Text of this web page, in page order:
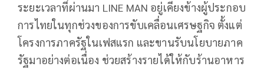
ระยะเวลาที่ผ่านมา LINE MAN อยู่เคียงข้างผู้ประกอบ
การไทยในทุกช่วงของการขับเคลื่อนเศรษฐกิจ ตั้งแต่
โครงการภาครัฐในเฟสแรก และขานรับนโยบายภาค
รัฐมาอย่างต่อเนื่อง ช่วยสร้างรายได้ให้กับร้านอาหาร